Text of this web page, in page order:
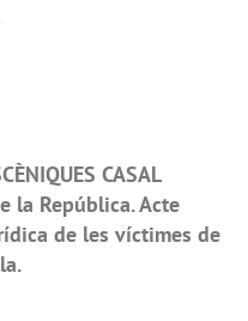
CASAL
la República. Acte
de les víctimes de